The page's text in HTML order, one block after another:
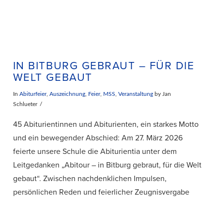
IN BITBURG GEBRAUT – FÜR DIE
WELT GEBAUT
In Abiturfeier, Auszeichnung, Feier, MSS Veranstaltungby Jan
Schlueter
45 Abiturientinnen und Abiturienten, ein starkes Motto
und ein bewegender Abschied: Am 27. März 2026
feierte unsere Schule die Abiturientia unter dem
Leitgedanken „Abitour – in Bitburg gebraut, für die Welt
gebaut“. Zwischen nachdenklichen Impulsen,
persönlichen Reden und feierlicher Zeugnisvergabe